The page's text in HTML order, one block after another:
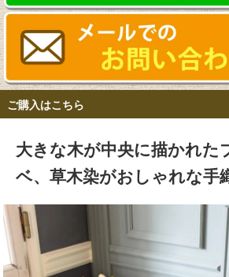
ご購入はこちら
大きな木が中央に描かれた
ベ、草木染がおしゃれな手